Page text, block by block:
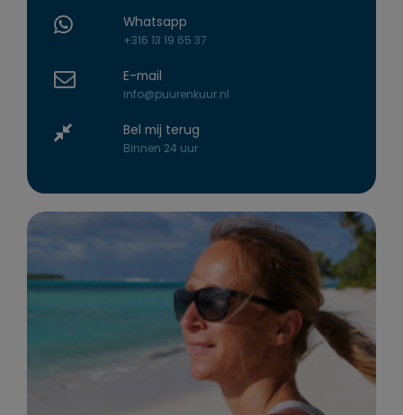
Whatsapp
+316 13 19 65 37
E-mail
info@puurenkuur.nl
Bel mij terug
Binnen 24 uur